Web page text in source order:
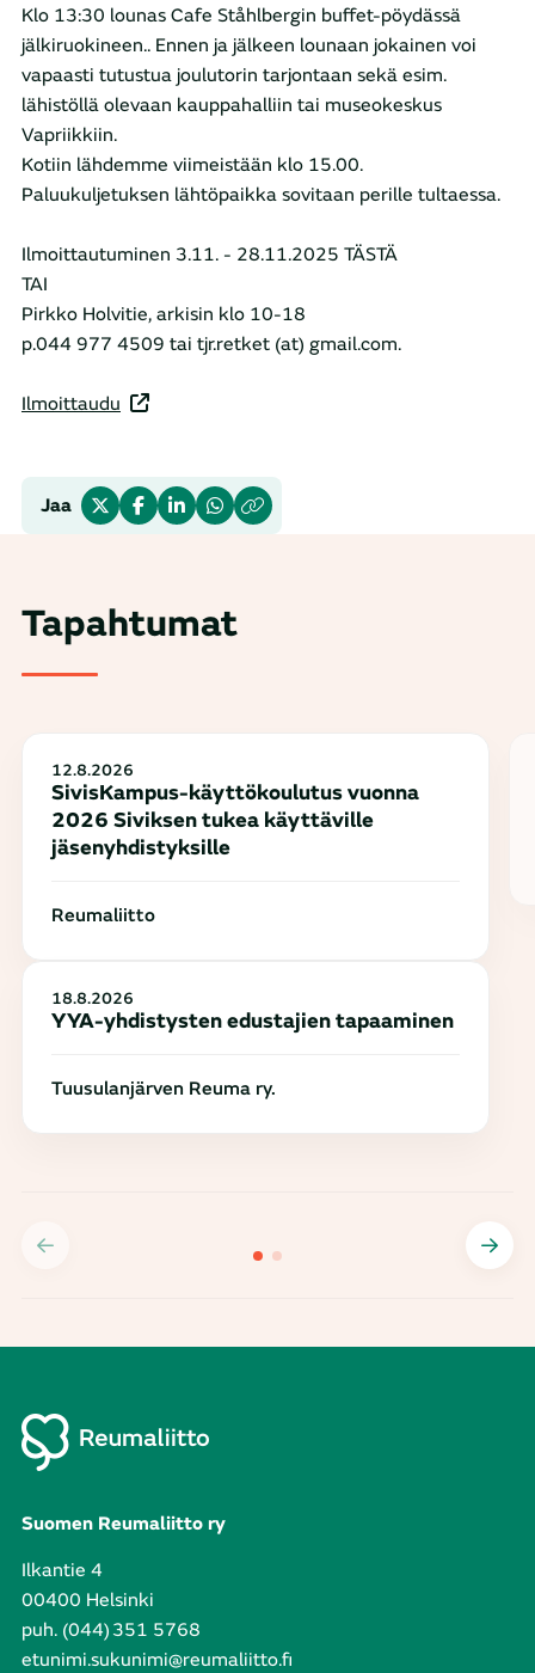
Klo 13:30 lounas Cafe Ståhlbergin buffet-pöydässä
jälkiruokineen.. Ennen ja jälkeen lounaan jokainen voi
vapaasti tutustua joulutorin tarjontaan sekä esim.
lähistöllä olevaan kauppahalliin tai museokeskus
Vapriikkiin.
Kotiin lähdemme viimeistään klo 15.00.
Paluukuljetuksen lähtöpaikka sovitaan perille tultaessa.
Ilmoittautuminen 3.11. - 28.11.2025 TÄSTÄ
TAI
Pirkko Holvitie, arkisin klo 10-18
p.044 977 4509 tai tjr.retket (at) gmail.com.
Ilmoittaudu
Jaa
Tapahtumat
12.8.2026
SivisKampus-käyttökoulutus vuonna
2026 Siviksen tukea käyttäville
jäsenyhdistyksille
Reumaliitto
18.8.2026
YYA-yhdistysten edustajien tapaaminen
Tuusulanjärven Reuma ry.
Suomen Reumaliitto ry
Ilkantie 4
00400 Helsinki
puh. (044) 351 5768
etunimi.sukunimi@reumaliitto.fi